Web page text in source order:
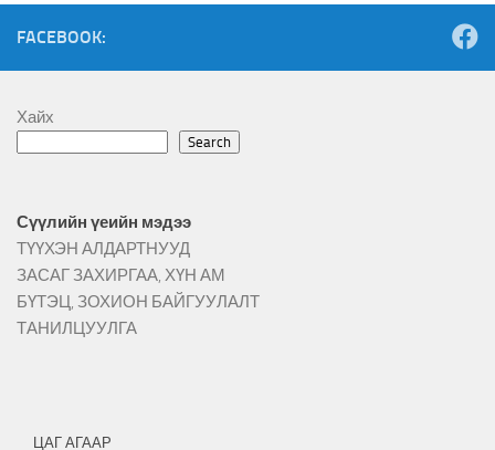
FACEBOOK:
Хайх
Search
Сүүлийн үеийн мэдээ
ТҮҮХЭН АЛДАРТНУУД
ЗАСАГ ЗАХИРГАА, ХҮН АМ
БҮТЭЦ, ЗОХИОН БАЙГУУЛАЛТ
ТАНИЛЦУУЛГА
ЦАГ АГААР